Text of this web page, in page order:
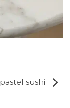
pastel sushi